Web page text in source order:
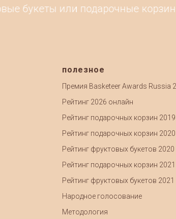
или подарочные
полезное
Премия Basketeer Awards Russia
Рейтинг 2026 онлайн
Рейтинг подарочных корзин 2019
Рейтинг подарочных корзин 2020
Рейтинг фруктовых букетов 2020
Рейтинг подарочных корзин 2021
Рейтинг фруктовых букетов 2021
Народное голосование
Методология